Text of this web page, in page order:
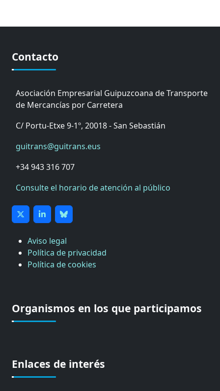
Contacto
Asociación Empresarial Guipuzcoana de Transporte
de Mercancías por Carretera
C/ Portu-Etxe 9-1º, 20018 - San Sebastián
guitrans@guitrans.eus
+34 943 316 707
Consulte el horario de atención al público
Aviso legal
Política de privacidad
Política de cookies
Organismos en los que participamos
Enlaces de interés